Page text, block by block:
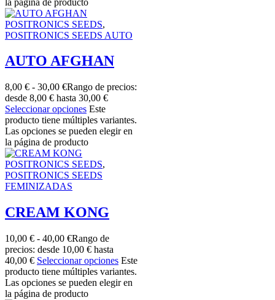
POSITRONICS SEEDS,
POSITRONICS SEEDS AUTO
AUTO AFGHAN
8,00 € - 30,00 €Rango de precios:
desde 8,00 € hasta 30,00 €
Seleccionar opciones Este
producto tiene múltiples variantes.
Las opciones se pueden elegir en
la página de producto
POSITRONICS SEEDS,
POSITRONICS SEEDS
FEMINIZADAS
CREAM KONG
10,00 € - 40,00 €Rango de
precios: desde 10,00 € hasta
40,00 € Seleccionar opciones Este
producto tiene múltiples variantes.
Las opciones se pueden elegir en
la página de producto